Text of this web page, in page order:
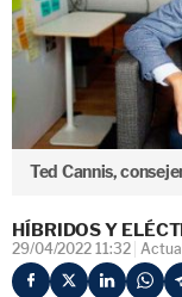
Ted Cannis,
HÍBRIDOS Y
29/04/2022 11:32